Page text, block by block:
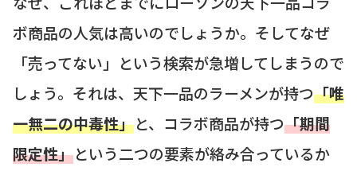
ボ商品の人気は高いのでしょうか。そしてなぜ
「売ってない」という検索が急増してしまうので
しょう。それは、天下一品のラーメンが持つ「唯
一無二の中毒性」と、コラボ商品が持つ「期間
限定性」という二つの要素が絡み合っているか